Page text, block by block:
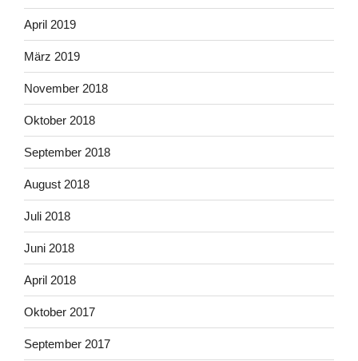
April 2019
März 2019
November 2018
Oktober 2018
September 2018
August 2018
Juli 2018
Juni 2018
April 2018
Oktober 2017
September 2017